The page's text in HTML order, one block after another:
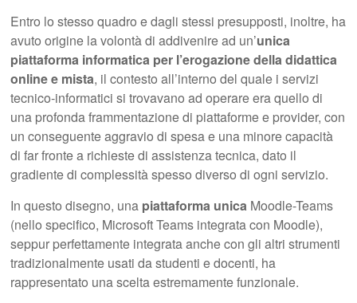
Entro lo stesso quadro e dagli stessi presupposti, inoltre, ha
avuto origine la volontà di addivenire ad un’unica
piattaforma informatica per l’erogazione della didattica
online e mista, il contesto all’interno del quale i servizi
tecnico-informatici si trovavano ad operare era quello di
una profonda frammentazione di piattaforme e provider, con
un conseguente aggravio di spesa e una minore capacità
di far fronte a richieste di assistenza tecnica, dato il
gradiente di complessità spesso diverso di ogni servizio.
In questo disegno, una piattaforma unica Moodle-Teams
(nello specifico, Microsoft Teams integrata con Moodle),
seppur perfettamente integrata anche con gli altri strumenti
tradizionalmente usati da studenti e docenti, ha
rappresentato una scelta estremamente funzionale.